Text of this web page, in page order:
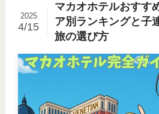
マカオホテルおすす
ア別ランキングと子
旅の選び方
2025
4/15